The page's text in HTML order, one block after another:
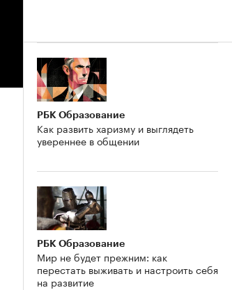
РБК Образование
Как развить харизму и выглядеть
увереннее в общении
РБК Образование
Мир не будет прежним: как
перестать выживать и настроить себя
на развитие